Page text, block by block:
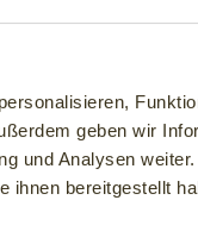
geben wir
und Analysen
ihnen bereitgestellt
eingeweichten